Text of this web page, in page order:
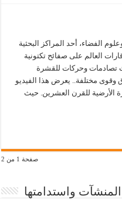
الفضاء، أحد المراكز البحثية
قارات العالم على صفائح تكتونية
تصادمات وحركات للقشرة
وقوى مختلفة.. يعرض هذا الفيديو
الأرضية للقرن العشرين. حيث
صفحة 1 من 2
واستدامتها